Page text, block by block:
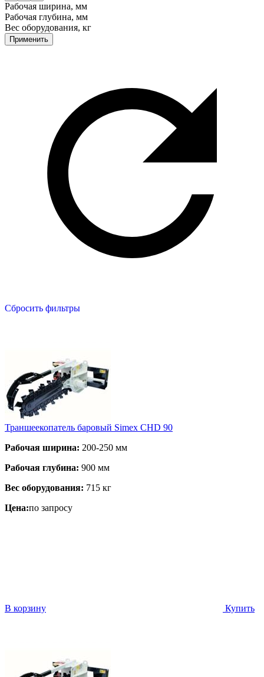
Рабочая ширина, мм
Рабочая глубина, мм
Вес оборудования, кг
Сбросить фильтры
Траншеекопатель баровый Simex CHD 90
Рабочая ширина: 200-250 мм
Рабочая глубина: 900 мм
Вес оборудования: 715 кг
Цена:по запросу
В корзину Купить